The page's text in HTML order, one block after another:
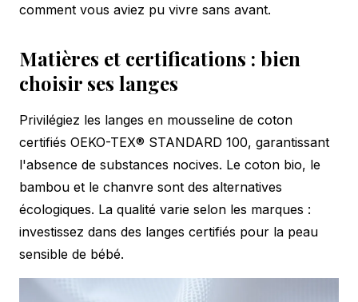
comment vous aviez pu vivre sans avant.
Matières et certifications : bien
choisir ses langes
Privilégiez les langes en mousseline de coton
certifiés OEKO-TEX® STANDARD 100, garantissant
l'absence de substances nocives. Le coton bio, le
bambou et le chanvre sont des alternatives
écologiques. La qualité varie selon les marques :
investissez dans des langes certifiés pour la peau
sensible de bébé.